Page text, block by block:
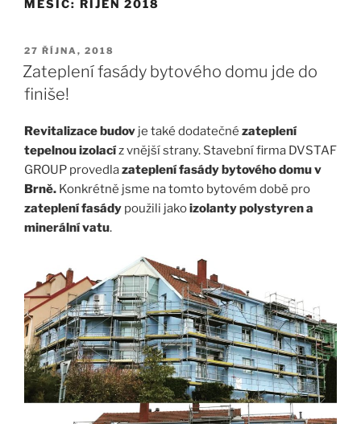
MĚSÍC: ŘÍJEN 2018
PUBLIKOVÁNO
27 ŘÍJNA, 2018
Zateplení fasády bytového domu jde do
finiše!
Revitalizace budov je také dodatečné zateplení
tepelnou izolacíz vnější strany. Stavební firma DVSTAF
GROUP provedlazateplení fasády bytového domu v
Brně. Konkrétně jsme na tomto bytovém době pro
zateplení fasády použili jakoizolanty polystyren a
minerální vatu.